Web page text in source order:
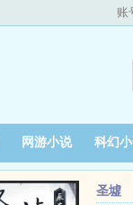
账
网游小说 科幻
圣墟